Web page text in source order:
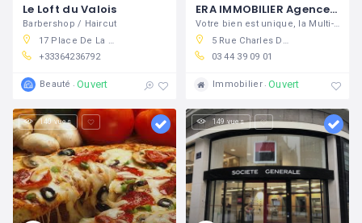
Le Loft du Valois
Barbershop / Haircut
17 Place De La République, 60800 Crépy-en-Valois, France
+33364236792
Beauté Ouvert
ERA IMMOBILIER Agence Jeanne d'Arc
Votre bien est unique, la Multi-Expertise ERA détermine son juste prix
5 Rue Charles De Gaulle, 60800 Crépy-en-Valois, France
03 44 39 09 01
Immobilier Ouvert
140 vues 149 vues